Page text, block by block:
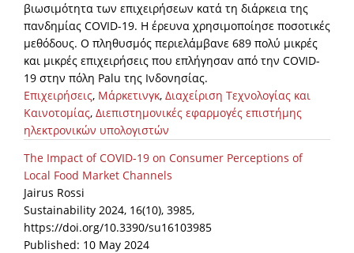
βιωσιμότητα των επιχειρήσεων κατά τη διάρκεια της
πανδημίας COVID-19. Η έρευνα χρησιμοποίησε ποσοτικές
μεθόδους. Ο πληθυσμός περιελάμβανε 689 πολύ μικρές
και μικρές επιχειρήσεις που επλήγησαν από την COVID-
19 στην πόλη Palu της Ινδονησίας.
Επιχειρήσεις, Μάρκετινγκ, Διαχείριση Τεχνολογίας και
Καινοτομίας, Διεπιστημονικές εφαρμογές επιστήμης
ηλεκτρονικών υπολογιστών
The Impact of COVID-19 on Consumer Perceptions of
Local Food Market Channels
Jairus Rossi
Sustainability 2024, 16(10), 3985,
https://doi.org/10.3390/su16103985
Published: 10 May 2024